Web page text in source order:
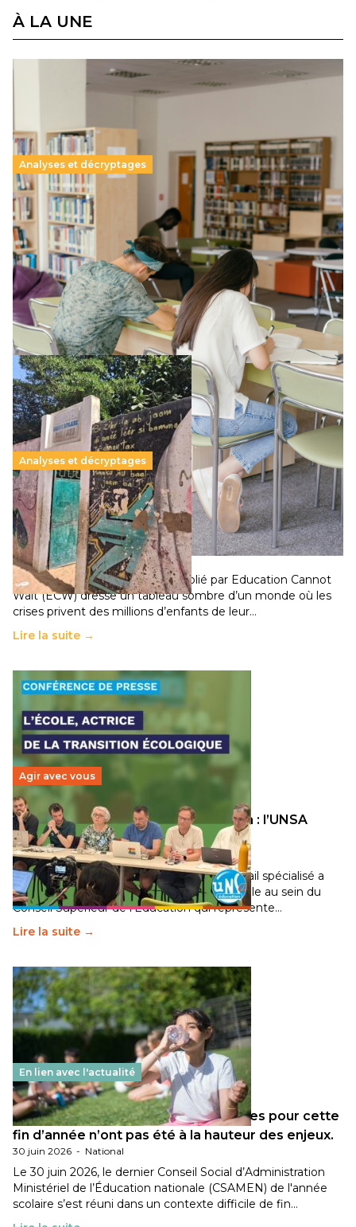
À LA UNE
Analyses et décryptages
Supérieur privé : une dérive qui met à mal la
promesse républicaine
11 juillet 2026-
Le projet de loi sur la régulation de l’enseignement
supérieur privé met en lumière l’amplification d’un système
qui relègue l’acte pédagogique au superfétatoire, voire à…
Lire la suite →
Analyses et décryptages
258 millions d’enfants victimes de la guerre, des
chocs climatiques et des déplacements de
population
11 juillet 2026- National
Un nouveau rapport mondial publié par Education Cannot
Wait (ECW) dresse un tableau sombre d’un monde où les
crises privent des millions d’enfants de leur…
Lire la suite →
Agir avec vous
Transition écologique de l’éducation : l’UNSA
Éducation fait bouger les lignes
30 juin 2026-National
Pendant plusieurs mois, un groupe de travail spécialisé a
travaillé sur la transition écologique de l’Ecole au sein du
Conseil Supérieur de l’Éducation qui représente…
Lire la suite →
En lien avec l'actualité
Les décisions ministérielles attendues pour cette
fin d’année n’ont pas été à la hauteur des enjeux.
30 juin 2026 - National
Le 30 juin 2026, le dernier Conseil Social d’Administration
Ministériel de l’Éducation nationale (CSAMEN) de l'année
scolaire s’est réuni dans un contexte difficile de fin…